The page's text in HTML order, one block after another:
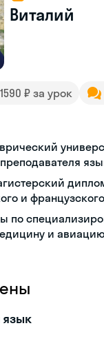
Виталий
₽ за урок
и французского
по
и авиацию